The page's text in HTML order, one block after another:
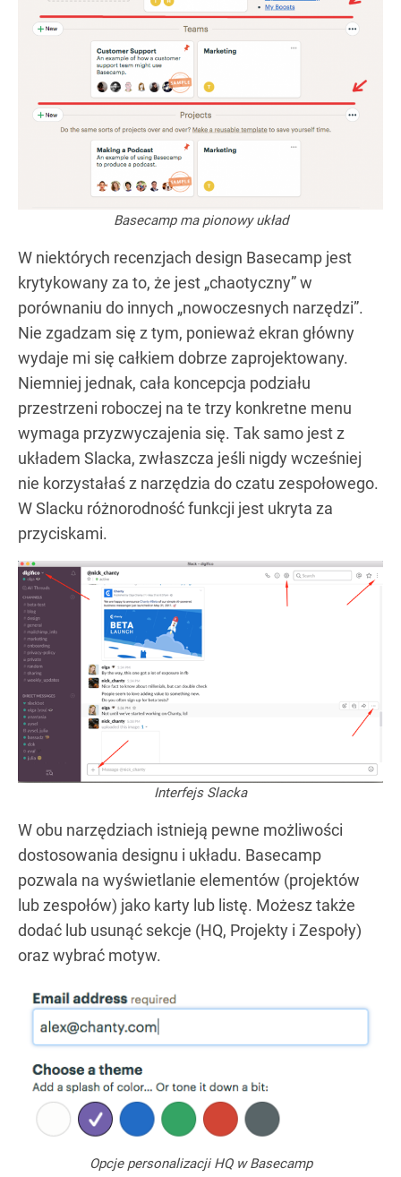
Basecamp ma pionowy układ
W niektórych recenzjach design Basecamp jest
krytykowany za to, że jest „chaotyczny” w
porównaniu do innych „nowoczesnych narzędzi”.
Nie zgadzam się z tym, ponieważ ekran główny
wydaje mi się całkiem dobrze zaprojektowany.
Niemniej jednak, cała koncepcja podziału
przestrzeni roboczej na te trzy konkretne menu
wymaga przyzwyczajenia się. Tak samo jest z
układem Slacka, zwłaszcza jeśli nigdy wcześniej
nie korzystałaś z narzędzia do czatu zespołowego.
W Slacku różnorodność funkcji jest ukryta za
przyciskami.
Interfejs Slacka
W obu narzędziach istnieją pewne możliwości
dostosowania designu i układu. Basecamp
pozwala na wyświetlanie elementów (projektów
lub zespołów) jako karty lub listę. Możesz także
dodać lub usunąć sekcje (HQ, Projekty i Zespoły)
oraz wybrać motyw.
Opcje personalizacji HQ w Basecamp